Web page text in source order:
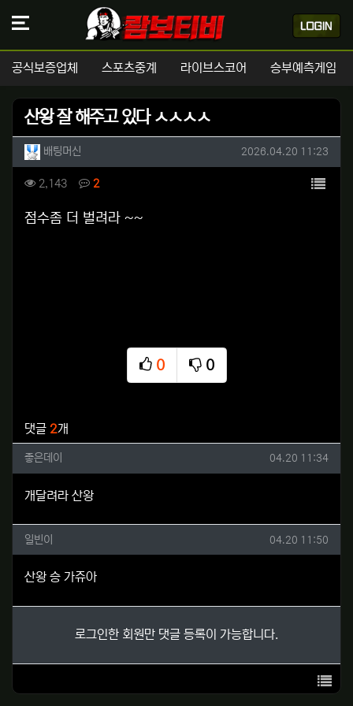
공식보증업체 스포츠중계 라이브스코어 승부예측게임
산왕 잘 해주고 있다 ㅅㅅㅅㅅ
작성자 정보
배팅머신 작성일
2026.04.20 11:23
컨텐츠 정보
2,143조회 2댓글 목록
본문
점수좀 더 벌려라 ~~
0
추천
0
비추천
댓글 2개
좋은데이님의 댓글
좋은데이 작성일
04.20 11:34
개달려라 산왕
일빈이님의 댓글
일빈이 작성일
04.20 11:50
산왕 승 가쥬아
로그인한 회원만 댓글 등록이 가능합니다.
목록